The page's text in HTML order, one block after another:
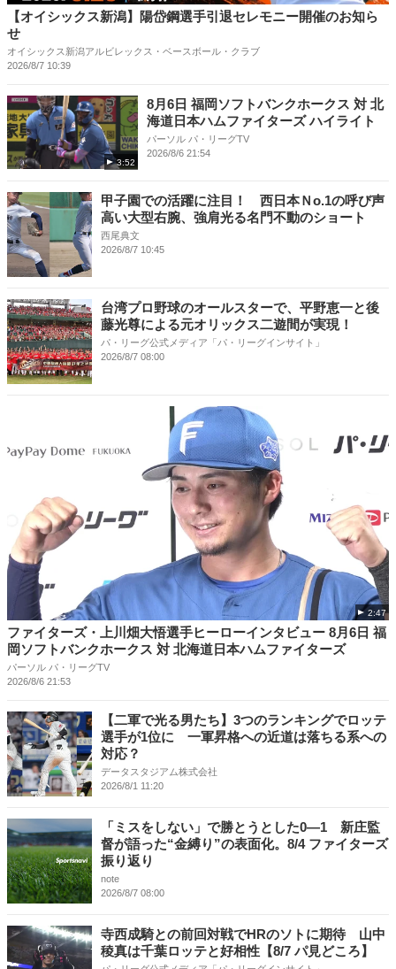
【オイシックス新潟】陽岱鋼選手引退セレモニー開催のお知ら
せ
オイシックス新潟アルビレックス・ベースボール・クラブ
2026/8/7 10:39
3:52
8月6日 福岡ソフトバンクホークス 対 北
海道日本ハムファイターズ ハイライト
パーソル パ・リーグTV
2026/8/6 21:54
甲子園での活躍に注目！ 西日本Ｎo.1の呼び声
高い大型右腕、強肩光る名門不動のショート
西尾典文
2026/8/7 10:45
台湾プロ野球のオールスターで、平野恵一と後
藤光尊による元オリックス二遊間が実現！
パ・リーグ公式メディア「パ・リーグインサイト」
2026/8/7 08:00
2:47
ファイターズ・上川畑大悟選手ヒーローインタビュー 8月6日 福
岡ソフトバンクホークス 対 北海道日本ハムファイターズ
パーソル パ・リーグTV
2026/8/6 21:53
【二軍で光る男たち】3つのランキングでロッテ
選手が1位に 一軍昇格への近道は落ちる系への
対応？
データスタジアム株式会社
2026/8/1 11:20
「ミスをしない」で勝とうとした0―1 新庄監
督が語った“金縛り”の表面化。8/4 ファイターズ
振り返り
note
2026/8/7 08:00
寺西成騎との前回対戦でHRのソトに期待 山中
稜真は千葉ロッテと好相性【8/7 パ見どころ】